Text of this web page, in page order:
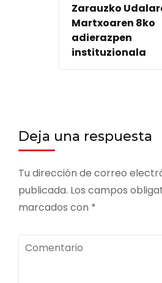
Zarauzko
Martxoaren 8ko
adierazpen
instituzionala
Deja una respuesta
Tu dirección de correo
publicada. Los campos
marcados con *
Comentario